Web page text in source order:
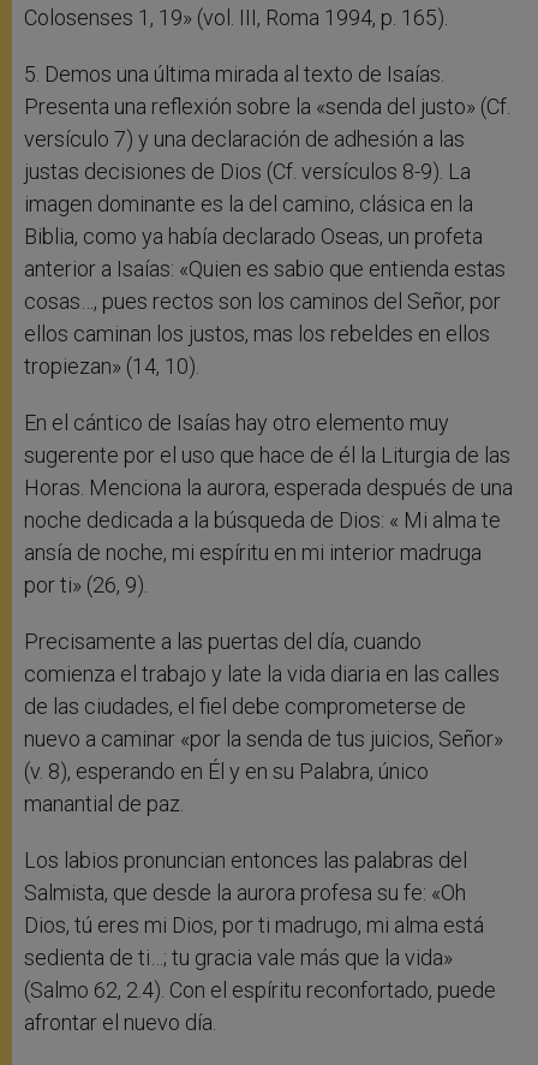
Colosenses 1, 19» (vol. III, Roma 1994, p. 165).
5. Demos una última mirada al texto de Isaías.
Presenta una reflexión sobre la «senda del justo» (Cf.
versículo 7) y una declaración de adhesión a las
justas decisiones de Dios (Cf. versículos 8-9). La
imagen dominante es la del camino, clásica en la
Biblia, como ya había declarado Oseas, un profeta
anterior a Isaías: «Quien es sabio que entienda estas
cosas…, pues rectos son los caminos del Señor, por
ellos caminan los justos, mas los rebeldes en ellos
tropiezan» (14, 10).
En el cántico de Isaías hay otro elemento muy
sugerente por el uso que hace de él la Liturgia de las
Horas. Menciona la aurora, esperada después de una
noche dedicada a la búsqueda de Dios: « Mi alma te
ansía de noche, mi espíritu en mi interior madruga
por ti» (26, 9).
Precisamente a las puertas del día, cuando
comienza el trabajo y late la vida diaria en las calles
de las ciudades, el fiel debe comprometerse de
nuevo a caminar «por la senda de tus juicios, Señor»
(v. 8), esperando en Él y en su Palabra, único
manantial de paz.
Los labios pronuncian entonces las palabras del
Salmista, que desde la aurora profesa su fe: «Oh
Dios, tú eres mi Dios, por ti madrugo, mi alma está
sedienta de ti…; tu gracia vale más que la vida»
(Salmo 62, 2.4). Con el espíritu reconfortado, puede
afrontar el nuevo día.